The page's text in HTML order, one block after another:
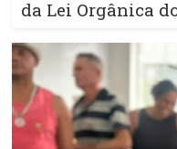
da Lei Orgânica